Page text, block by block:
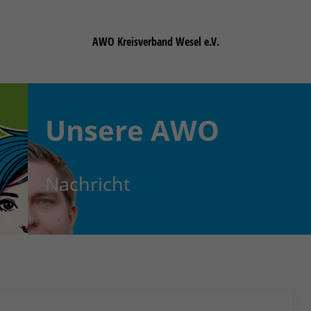
AWO Kreisverband Wesel e.V.
Unsere AWO
Nachricht